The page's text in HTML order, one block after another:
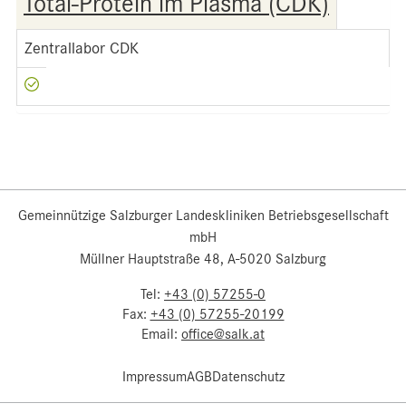
Zentrallabor CDK
Gemeinnützige Salzburger Landeskliniken Betriebsgesellschaft
mbH
Müllner Hauptstraße 48, A-5020 Salzburg
Tel: +43 (0) 57255-0
Fax: +43 (0) 57255-20199
Email: office@salk.at
ImpressumAGBDatenschutz